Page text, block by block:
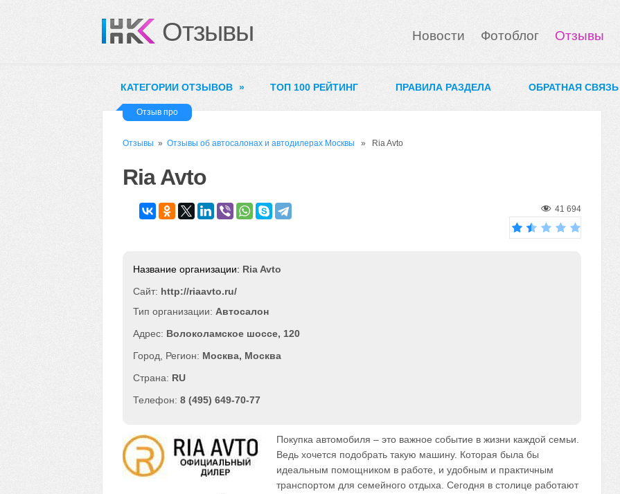
Отзывы Новости Фотоблог Отзывы
КАТЕГОРИИ ОТЗЫВОВ » ТОП 100 РЕЙТИНГ ПРАВИЛА РАЗДЕЛА ОБРАТНАЯ СВЯЗЬ
Отзыв про
Отзывы » Отзывы об автосалонах и автодилерах Москвы » Ria Avto
Ria Avto
41 694
Ria Avto
Сайт: http://riaavto.ru/
Автосалон
Волоколамское шоссе, 120
Москва, Москва
RU
8 (495) 649-70-77
Покупка автомобиля – это важное событие в жизни каждой семьи.
Ведь хочется подобрать такую машину. Которая была бы
идеальным помощником в работе, и удобным и практичным
транспортом для семейного отдыха. Сегодня в столице работают